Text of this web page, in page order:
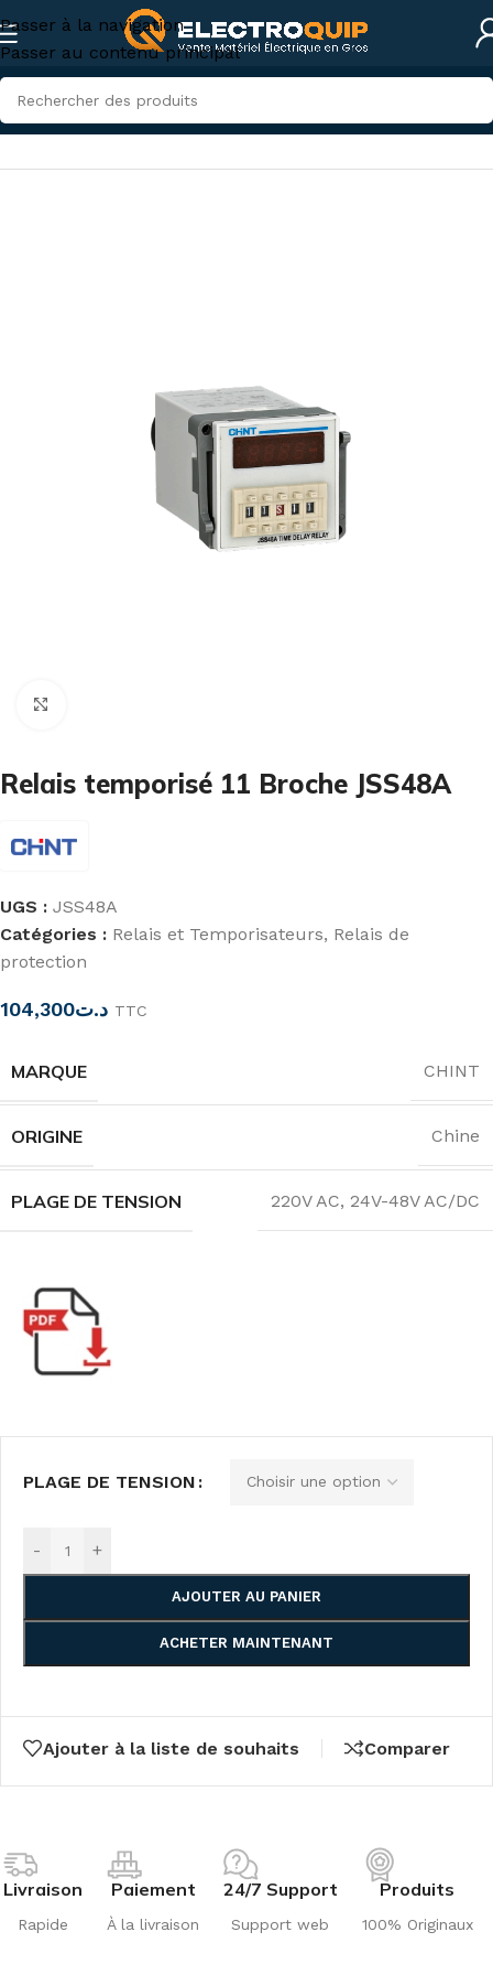
Passer à la navigation
Passer au contenu principal
Accueil/Eclairage/Relais et Temporisateurs
Relais temporisé 11 Broche JSS48A
UGS : JSS48A
Catégories : Relais et Temporisateurs, Relais de
protection
د.ت104,300 TTC
MARQUE CHINT
ORIGINE Chine
PLAGE DE TENSION 220V AC, 24V-48V AC/DC
PLAGE DE TENSION
- +
AJOUTER AU PANIER
ACHETER MAINTENANT
Ajouter à la liste de souhaits Comparer
Livraison
Rapide
Paiement
À la livraison
24/7 Support
Support web
Produits
100% Originaux